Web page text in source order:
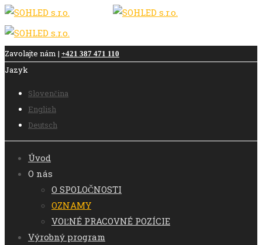
Zavolajte nám | +421 387 471 110
Jazyk
Slovenčina
English
Deutsch
Úvod
O nás
O SPOLOČNOSTI
OZNAMY
VOĽNÉ PRACOVNÉ POZÍCIE
Výrobný program